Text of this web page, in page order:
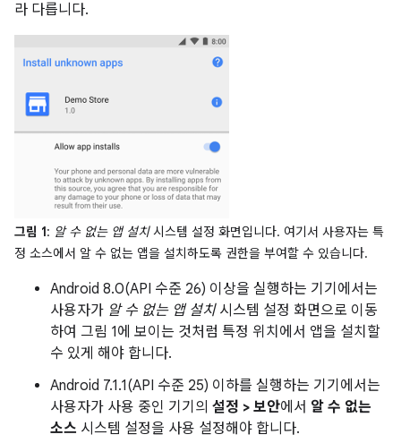
라 다릅니다.
그림 1: 알 수 없는 앱 설치시스템 설정 화면입니다. 여기서 사용자는 특
정 소스에서 알 수 없는 앱을 설치하도록 권한을 부여할 수 있습니다.
Android 8.0(API 수준 26) 이상을 실행하는 기기에서는
사용자가 알 수 없는 앱 설치시스템 설정 화면으로 이동
하여 그림 1에 보이는 것처럼 특정 위치에서 앱을 설치할
수 있게 해야 합니다.
Android 7.1.1(API 수준 25) 이하를 실행하는 기기에서는
사용자가 사용 중인 기기의 설정 > 보안에서 알 수 없는
소스 시스템 설정을 사용 설정해야 합니다.